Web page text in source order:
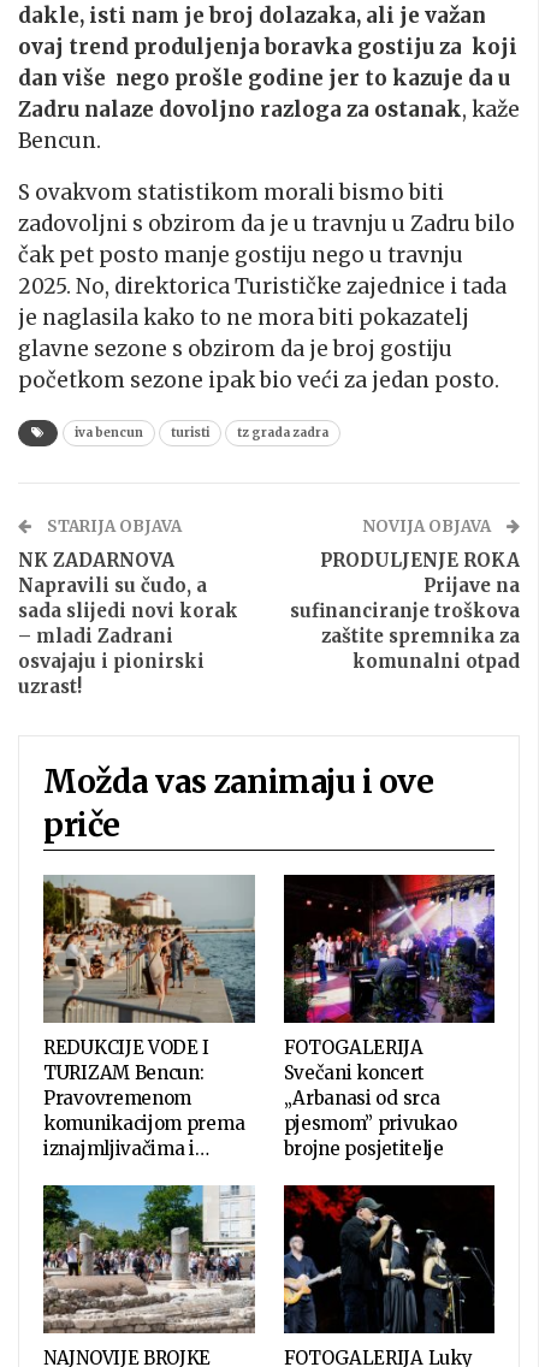
dakle, isti nam je broj dolazaka, ali je važan
ovaj trend produljenja boravka gostiju za koji
dan više nego prošle godine jer to kazuje da u
Zadru nalaze dovoljno razloga za ostanak, kaže
Bencun.
S ovakvom statistikom morali bismo biti
zadovoljni s obzirom da je u travnju u Zadru bilo
čak pet posto manje gostiju nego u travnju
2025. No, direktorica Turističke zajednice i tada
je naglasila kako to ne mora biti pokazatelj
glavne sezone s obzirom da je broj gostiju
početkom sezone ipak bio veći za jedan posto.
iva bencun turisti tz grada zadra
STARIJA OBJAVA
NK ZADARNOVA
Napravili su čudo, a
sada slijedi novi korak
– mladi Zadrani
osvajaju i pionirski
uzrast!
NOVIJA OBJAVA
PRODULJENJE ROKA
Prijave na
sufinanciranje troškova
zaštite spremnika za
komunalni otpad
Možda vas zanimaju i ove
priče
REDUKCIJE VODE I
TURIZAM Bencun:
Pravovremenom
komunikacijom prema
iznajmljivačima i…
FOTOGALERIJA
Svečani koncert
„Arbanasi od srca
pjesmom” privukao
brojne posjetitelje
NAJNOVIJE BROJKE FOTOGALERIJA Luky